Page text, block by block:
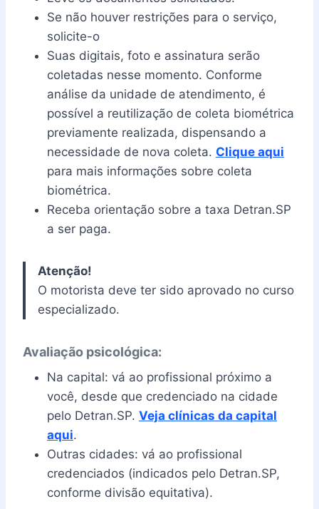
Se não houver restrições para o serviço,
solicite-o
Suas digitais, foto e assinatura serão
coletadas nesse momento. Conforme
análise da unidade de atendimento, é
possível a reutilização de coleta biométrica
previamente realizada, dispensando a
necessidade de nova coleta. Clique aqui
para mais informações sobre coleta
biométrica.
Receba orientação sobre a taxa Detran.SP
a ser paga.
Atenção!
O motorista deve ter sido aprovado no curso
especializado.
Avaliação psicológica:
Na capital: vá ao profissional próximo a
você, desde que credenciado na cidade
pelo Detran.SP. Veja clínicas da capital
aqui.
Outras cidades: vá ao profissional
credenciados (indicados pelo Detran.SP,
conforme divisão equitativa).